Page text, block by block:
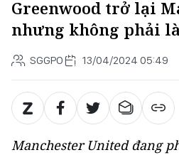
Greenwood trở lại
nhưng không phải
SGGPO 13/04/2024 05:49
Manchester United đang